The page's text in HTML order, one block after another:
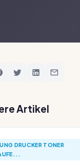
Artikel
DRUCKER TONER